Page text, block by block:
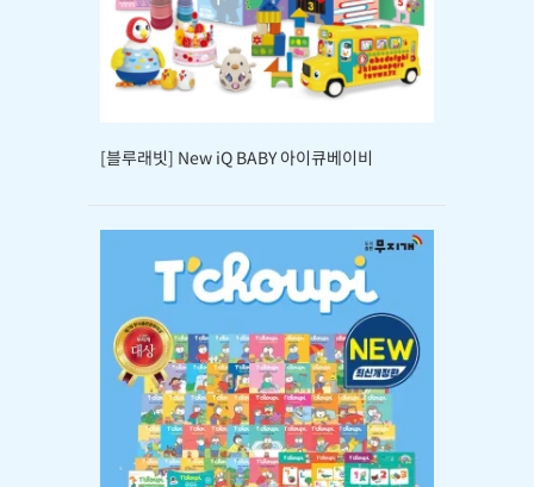
[블루래빗] New iQ BABY 아이큐베이비